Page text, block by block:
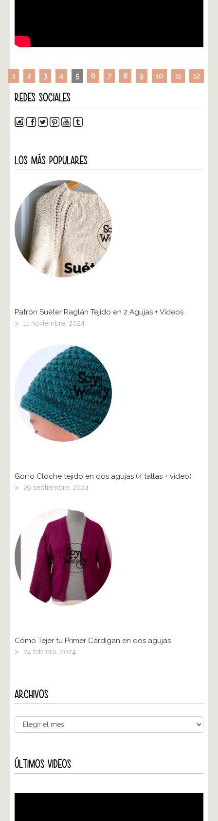
1 2 3 4 5 6 7 8 9 10 11 12
REDES SOCIALES
LOS MÁS POPULARES
Patrón Suéter Raglán Tejido en 2 Agujas + Vídeos
> 11 noviembre, 2024
Gorro Cloche tejido en dos agujas (4 tallas + video)
> 29 septiembre, 2024
Cómo Tejer tu Primer Cárdigan en dos agujas
> 24 febrero, 2024
ARCHIVOS
ÚLTIMOS VIDEOS